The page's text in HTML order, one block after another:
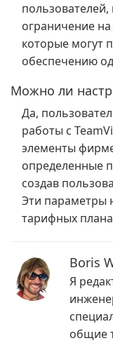
ограничение
которые могут
обеспечению
Можно ли
Да,
работы с
элементы
определенные
создав
Эти параметры
тарифных
Boris
Я
общие